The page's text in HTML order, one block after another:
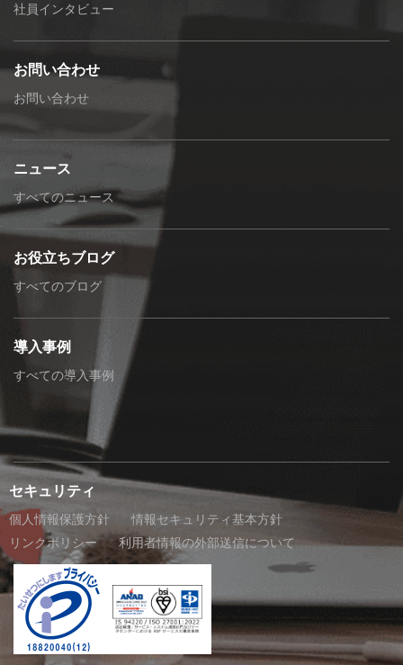
社員インタビュー
お問い合わせ
お問い合わせ
ニュース
すべてのニュース
お役立ちブログ
すべてのブログ
導入事例
すべての導入事例
セキュリティ
個人情報保護方針
情報セキュリティ基本方針
リンクポリシー
利用者情報の外部送信について